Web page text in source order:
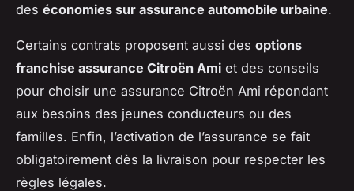
des économies sur assurance automobile urbaine.
Certains contrats proposent aussi des options
franchise assurance Citroën Ami et des conseils
pour choisir une assurance Citroën Ami répondant
aux besoins des jeunes conducteurs ou des
familles. Enfin, l’activation de l’assurance se fait
obligatoirement dès la livraison pour respecter les
règles légales.